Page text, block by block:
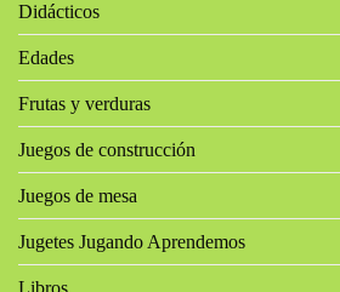
Didácticos
Edades
Frutas y verduras
Juegos de construcción
Juegos de mesa
Jugetes Jugando Aprendemos
Libros